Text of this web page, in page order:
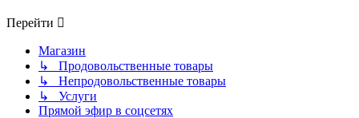
Перейти
Магазин
↳ Продовольственные товары
↳ Непродовольственные товары
↳ Услуги
Прямой эфир в соцсетях